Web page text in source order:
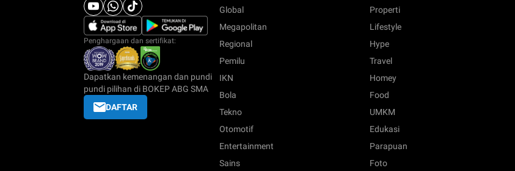
Penghargaan dan sertifikat:
Dapatkan kemenangan dan pundi
pundi pilihan di BOKEP ABG SMA
DAFTAR
Global
Megapolitan
Regional
Pemilu
IKN
Bola
Tekno
Otomotif
Entertainment
Sains
Properti
Lifestyle
Hype
Travel
Homey
Food
UMKM
Edukasi
Parapuan
Foto